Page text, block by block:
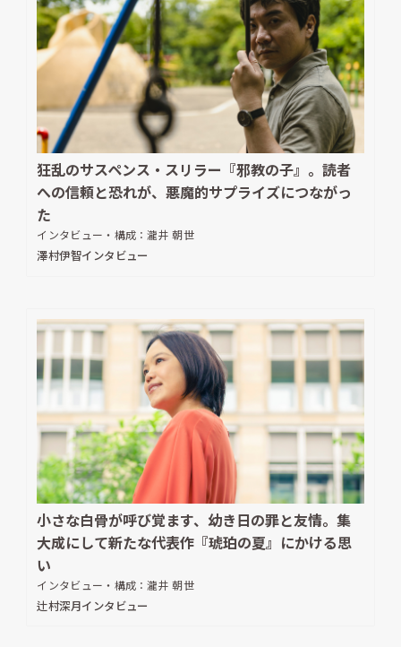
狂乱のサスペンス・スリラー『邪教の子』。読者
への信頼と恐れが、悪魔的サプライズにつながっ
た
インタビュー・構成：瀧井 朝世
澤村伊智インタビュー
小さな白骨が呼び覚ます、幼き日の罪と友情。集
大成にして新たな代表作『琥珀の夏』にかける思
い
インタビュー・構成：瀧井 朝世
辻村深月インタビュー